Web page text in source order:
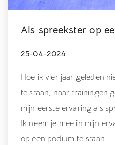
Als spreekster op
25-04-2024
Hoe ik vier jaar geleden
te staan, naar trainingen
mijn eerste ervaring als
Ik neem je mee in mijn
op een podium te staan.